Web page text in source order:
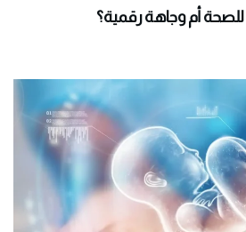
للصحة أم وجاهة رقمية؟